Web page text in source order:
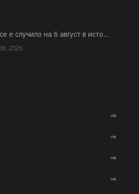
е случило на 6 август в исто...
2026
⇒
⇒
⇒
⇒